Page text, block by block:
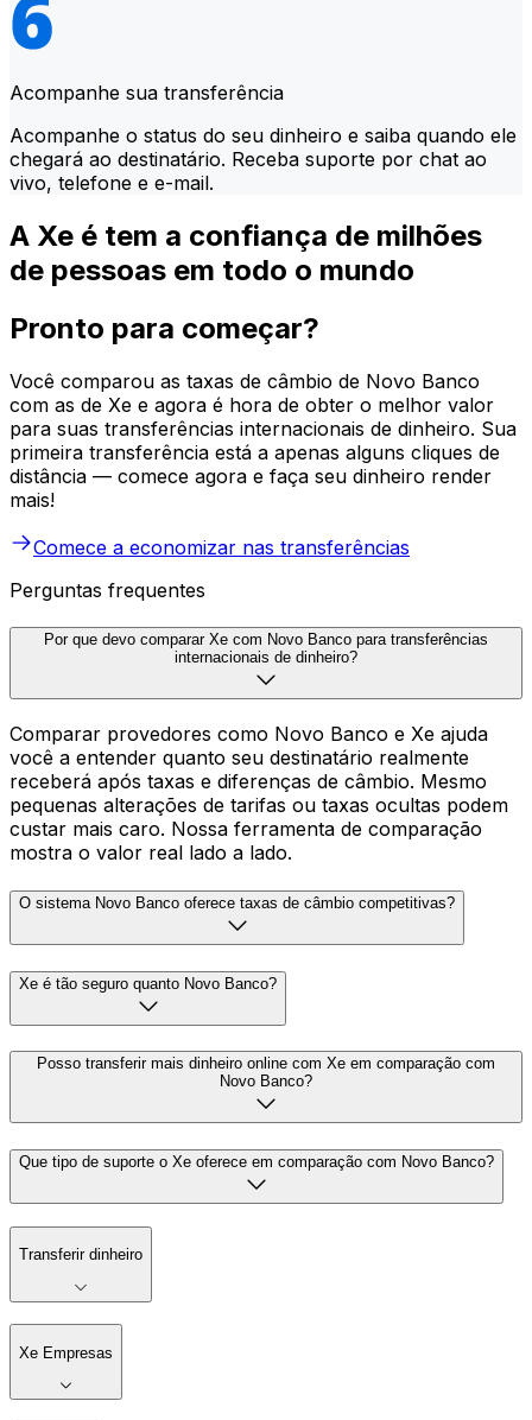
Acompanhe sua transferência
Acompanhe o status do seu dinheiro e saiba quando ele
chegará ao destinatário. Receba suporte por chat ao
vivo, telefone e e-mail.
A Xe é tem a confiança de milhões
de pessoas em todo o mundo
Pronto para começar?
Você comparou as taxas de câmbio de Novo Banco
com as de Xe e agora é hora de obter o melhor valor
para suas transferências internacionais de dinheiro. Sua
primeira transferência está a apenas alguns cliques de
distância — comece agora e faça seu dinheiro render
mais!
Comece a economizar nas transferências
Perguntas frequentes
Por que devo comparar Xe com Novo Banco para transferências
internacionais de dinheiro?
Comparar provedores como Novo Banco e Xe ajuda
você a entender quanto seu destinatário realmente
receberá após taxas e diferenças de câmbio. Mesmo
pequenas alterações de tarifas ou taxas ocultas podem
custar mais caro. Nossa ferramenta de comparação
mostra o valor real lado a lado.
O sistema Novo Banco oferece taxas de câmbio competitivas?
Xe é tão seguro quanto Novo Banco?
Posso transferir mais dinheiro online com Xe em comparação com
Novo Banco?
Que tipo de suporte o Xe oferece em comparação com Novo Banco?
Transferir dinheiro
Xe Empresas